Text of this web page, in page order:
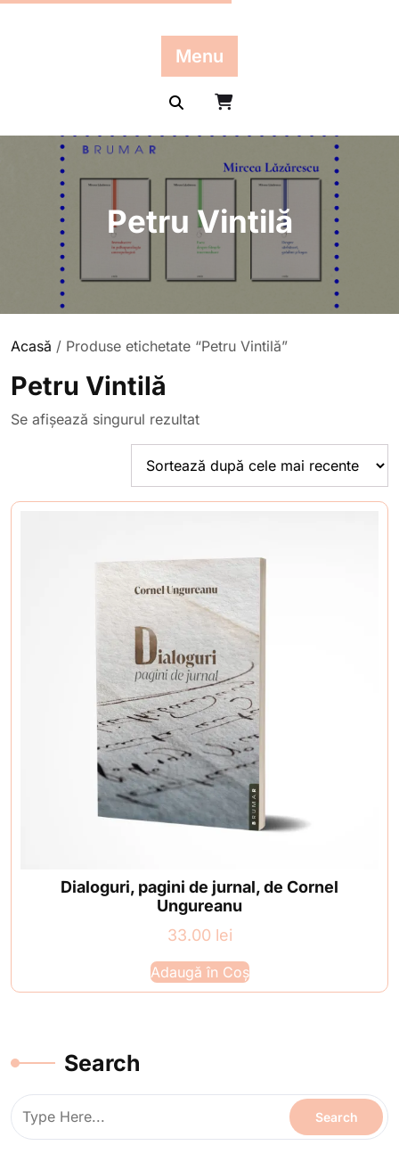
Menu
Petru Vintilă
Acasă / Produse etichetate “Petru Vintilă”
Petru Vintilă
Se afișează singurul rezultat
Dialoguri, pagini de jurnal, de Cornel
Ungureanu
33.00 lei
Adaugă în Coș
Search